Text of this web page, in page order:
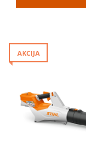
AKCIJA